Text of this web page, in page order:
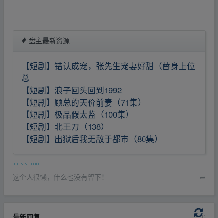
盘主最新资源
【短剧】错认成宠，张先生宠妻好甜（替身上位
总
【短剧】浪子回头回到1992
【短剧】顾总的天价前妻（71集）
【短剧】极品假太监（100集）
【短剧】北王刀（138）
【短剧】出狱后我无敌于都市（80集）
这个人很懒，什么也没有留下！ ➦